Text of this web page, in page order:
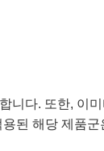
다. 또한, 이
된 해당 제품군